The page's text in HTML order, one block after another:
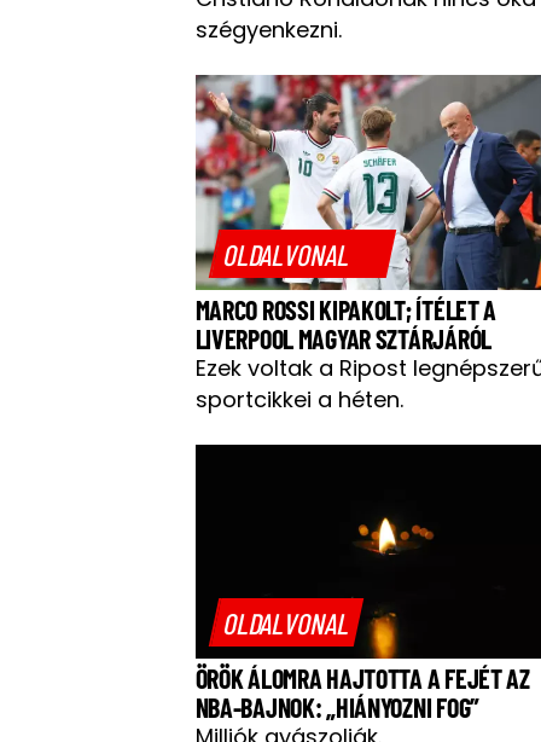
szégyenkezni.
OLDALVONAL
MARCO ROSSI KIPAKOLT; ÍTÉLET A
LIVERPOOL MAGYAR SZTÁRJÁRÓL
Ezek voltak a Ripost
sportcikkei a héten.
OLDALVONAL
ÖRÖK ÁLOMRA HAJTOTTA A FEJÉT AZ
NBA-BAJNOK: „HIÁNYOZNI FOG”